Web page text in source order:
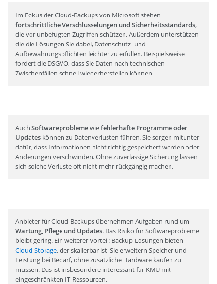
Im Fokus der Cloud-Backups von Microsoft stehen
fortschrittliche Verschlüsselungen und Sicherheitsstandards,
die vor unbefugten Zugriffen schützen. Außerdem unterstützen
die die Lösungen Sie dabei, Datenschutz- und
Aufbewahrungspflichten leichter zu erfüllen. Beispielsweise
fordert die DSGVO, dass Sie Daten nach technischen
Zwischenfällen schnell wiederherstellen können.
AuchSoftwareproblemewiefehlerhafte Programme oder
Updates können zu Datenverlusten führen. Sie sorgen mitunter
dafür, dass Informationen nicht richtig gespeichert werden oder
Änderungen verschwinden. Ohne zuverlässige Sicherung lassen
sich solche Verluste oft nicht mehr rückgängig machen.
Anbieter für Cloud-Backups übernehmen Aufgaben rund um
Wartung, Pflege und Updates. Das Risiko für Softwareprobleme
bleibt gering. Ein weiterer Vorteil: Backup-Lösungen bieten
Cloud-Storage, der skalierbar ist: Sie erweitern Speicher und
Leistung bei Bedarf, ohne zusätzliche Hardware kaufen zu
müssen. Das ist insbesondere interessant für KMU mit
eingeschränkten IT-Ressourcen.